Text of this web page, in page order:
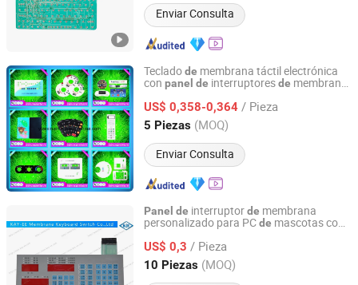
Enviar Consulta
Tecladode membrana táctil electrónica
con panel de interruptoresde membrana
US$ 0,358-0,364 / Pieza
5 Piezas (MOQ)
Enviar Consulta
Shenzhen Yizexin Technology Co., Ltd.
Guangdong, China Desde 2017
Panel de interruptorde membrana
personalizado para PCde mascotas con
US$ 0,3 / Pieza
10 Piezas (MOQ)
Kay-EE Membrane Keyboard Switch Co., Ltd.
Guangdong, China Desde 2017